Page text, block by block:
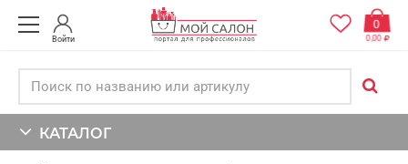
Войти
0
0,00
КАТАЛОГ